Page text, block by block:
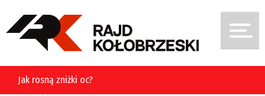
Jak rosną zniżki oc?